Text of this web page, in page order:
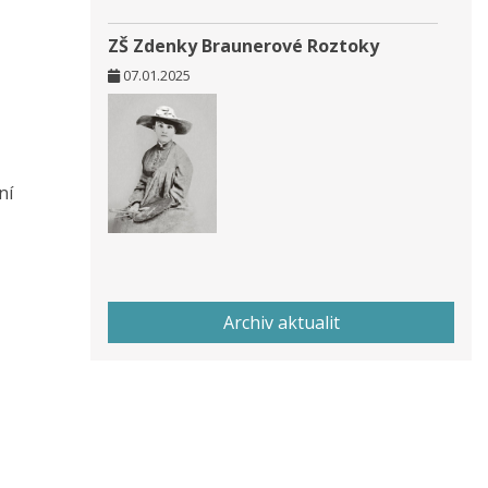
ZŠ Zdenky Braunerové Roztoky
07.01.2025
Archiv aktualit